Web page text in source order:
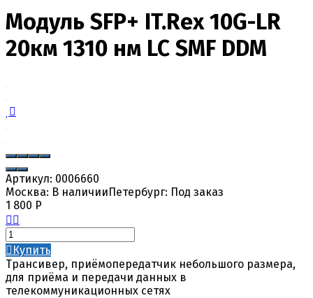
Модуль SFP+ IT.Rex 10G-LR
20км 1310 нм LC SMF DDM
Артикул: 0006660
Москва: В наличииПетербург: Под заказ
1 800 Р
Купить
Трансивер, приёмопередатчик небольшого размера,
для приёма и передачи данных в
телекоммуникационных сетях